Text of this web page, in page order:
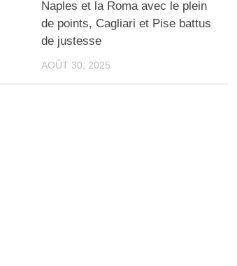
Naples et la Roma avec le plein
de points, Cagliari et Pise battus
de justesse
AOÛT 30, 2025